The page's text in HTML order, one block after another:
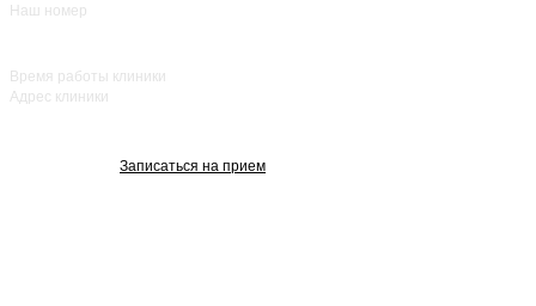
Наш номер
Время работы клиники
Адрес клиники
Записаться на прием